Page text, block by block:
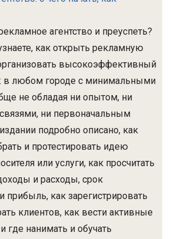
агентство и преуспеть?
как открыть рекламную
высокоэффективный
в любом городе с минимальными
не обладая ни опытом, ни
ни первоначальным
подробно описано, как
и протестировать идею
или услуги, как просчитать
и расходы, срок
прибыль, как зарегистрировать
клиентов, как вести активные
где нанимать и обучать